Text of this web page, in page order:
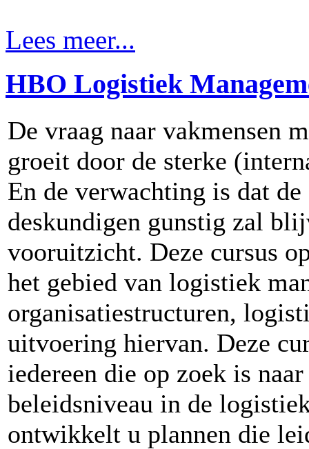
Lees meer...
HBO Logistiek
De vraag naar vakmensen
groeit door de sterke
En de verwachting is dat
deskundigen gunstig zal
vooruitzicht. Deze cursus
het gebied van logistiek
organisatiestructuren,
uitvoering hiervan. Deze
iedereen die op zoek is
beleidsniveau in de
ontwikkelt u plannen die